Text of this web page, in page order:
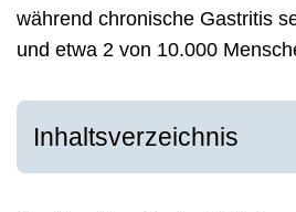
während chronische Gastritis
und etwa 2 von 10.000
Inhaltsverzeichnis